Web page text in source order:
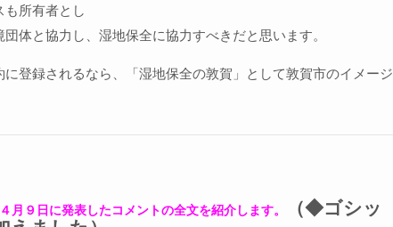
所有者とし
体と協力し、湿地保全に協力すべきだと思います。
登録されるなら、「湿地保全の敦賀」として敦賀市のイメージ
月９日に発表したコメントの全文を紹介します。
（◆ゴシッ